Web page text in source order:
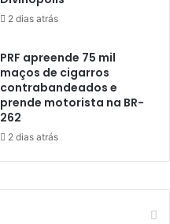
2 dias atrás
PRF apreende 75 mil
maços de cigarros
contrabandeados e
prende motorista na BR-
262
2 dias atrás